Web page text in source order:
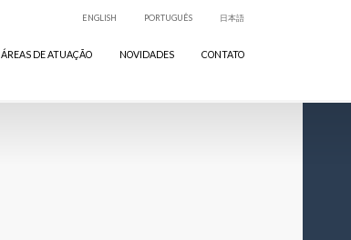
ÁREAS DE ATUAÇÃO NOVIDADES CONTATO
ENGLISH PORTUGUÊS 日本語